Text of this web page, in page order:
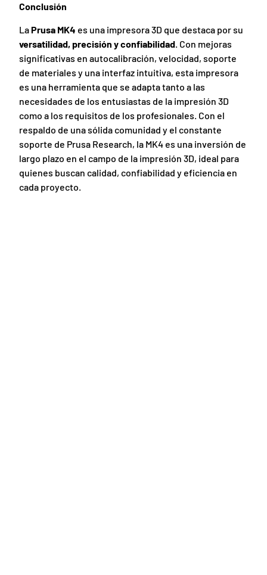
Conclusión
LaPrusa MK4 es una impresora 3D que destaca por su
versatilidad, precisión y confiabilidad. Con mejoras
significativas en autocalibración, velocidad, soporte
de materiales y una interfaz intuitiva, esta impresora
es una herramienta que se adapta tanto a las
necesidades de los entusiastas de la impresión 3D
como a los requisitos de los profesionales. Con el
respaldo de una sólida comunidad y el constante
soporte de Prusa Research, la MK4 es una inversión de
largo plazo en el campo de la impresión 3D, ideal para
quienes buscan calidad, confiabilidad y eficiencia en
cada proyecto.